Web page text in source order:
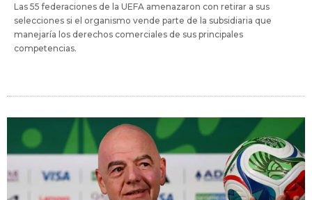
Las 55 federaciones de la UEFA amenazaron con retirar a sus
selecciones si el organismo vende parte de la subsidiaria que
manejaría los derechos comerciales de sus principales
competencias.